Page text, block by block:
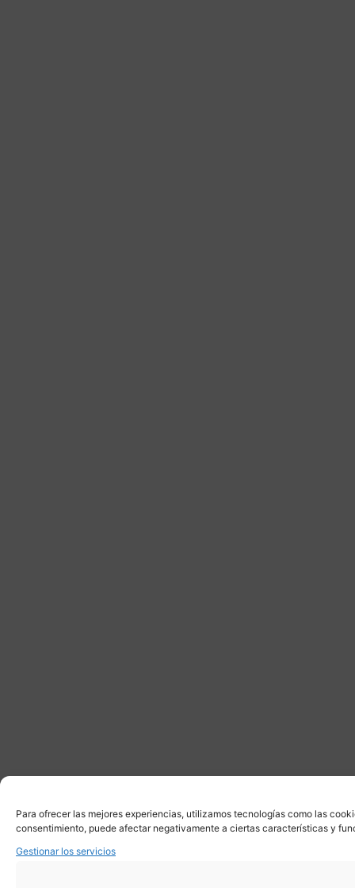
Para ofrecer las mejores experiencias, utilizamos tecnologías como las
consentimiento, puede afectar negativamente a ciertas características y
Gestionar los servicios